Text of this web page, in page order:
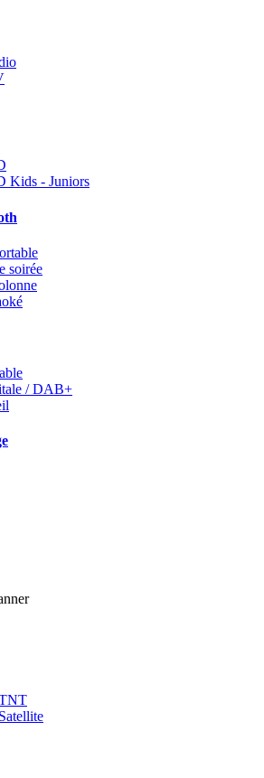
Kids - Juniors
soirée
/ DAB+